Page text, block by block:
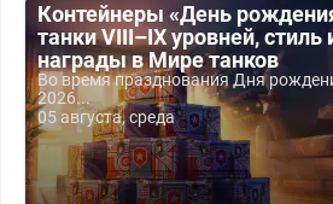
Контейнеры «День
танки VIII–IX уровней, стиль
награды в Мире танков
Во время празднования Дня
2026...
05 августа, среда